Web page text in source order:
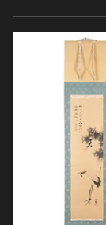
隋 [中国]
唐 [中国]
五代十国 [
宋 [中国]
元 [中国]
明 [中国]
清 [中国]
近現代 [中
考古資料
石器・石
土器・土
金属製品
木簡・木
骨角・牙
その他
歴史資料
文書・書
絵図・地
記念物(名
記念物(天
伝統的建
文化財保
地方指定
NO
NO
の法律上）
NO
WORK（